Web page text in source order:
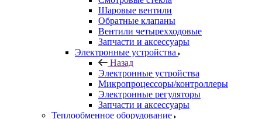
Шаровые вентили
Обратные клапаны
Вентили четырехходовые
Запчасти и аксессуары
Электронные устройства
Назад
Электронные устройства
Микропроцессоры/контроллеры
Электронные регуляторы
Запчасти и аксессуары
Теплообменное оборудование